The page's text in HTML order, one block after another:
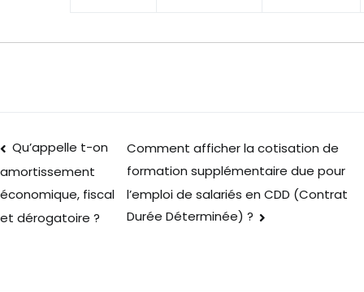
Qu’appelle t-on
amortissement
économique, fiscal
et dérogatoire ?
Comment afficher la cotisation de
formation supplémentaire due pour
l’emploi de salariés en CDD (Contrat
Durée Déterminée) ?